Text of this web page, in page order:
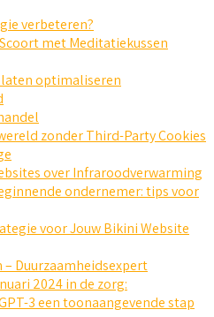
verbeteren?
met Meditatiekussen
optimaliseren
zonder Third-Party Cookies
over Infraroodverwarming
ondernemer: tips voor
voor Jouw Bikini Website
Duurzaamheidsexpert
2024 in de zorg:
3 een toonaangevende stap